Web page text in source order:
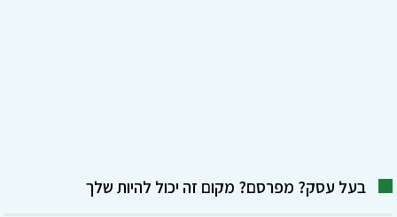
בעל עסק? מפרסם? מקום זה יכול להיות שלך